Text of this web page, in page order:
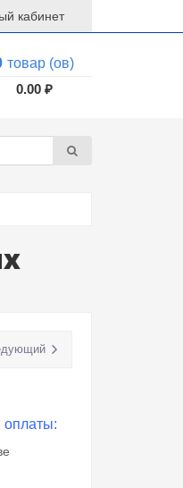
кабинет
товар (ов)
0.00 ₽
оплаты: